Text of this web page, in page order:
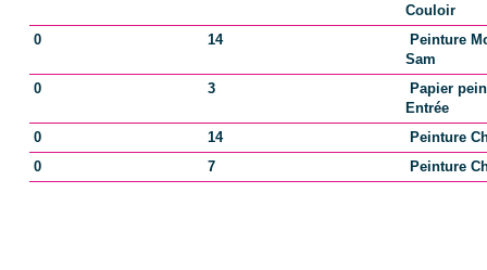
Couloir
0
14
Peinture
Sam
0
3
Papier
Entrée
0
14
Peinture
0
7 Peinture